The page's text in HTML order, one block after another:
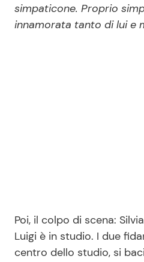
simpaticone. Proprio
innamorata tanto di lui e
Poi, il colpo di scena:
Luigi è in studio. I due
centro dello studio, si